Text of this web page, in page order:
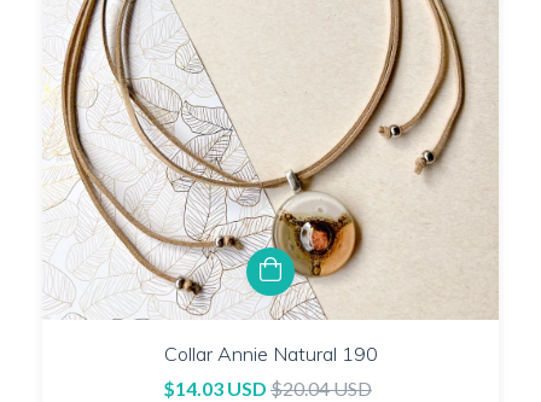
Collar Annie Natural 190
$14.03 USD $20.04 USD